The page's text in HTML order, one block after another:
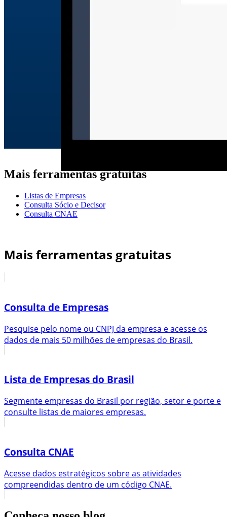
Mais ferramentas gratuitas
Listas de Empresas
Consulta Sócio e Decisor
Consulta CNAE
Mais ferramentas gratuitas
Consulta de Empresas
Pesquise pelo nome ou CNPJ da empresa e acesse os
dados de mais 50 milhões de empresas do Brasil.
Lista de Empresas do Brasil
Segmente empresas do Brasil por região, setor e porte e
consulte listas de maiores empresas.
Consulta CNAE
Acesse dados estratégicos sobre as atividades
compreendidas dentro de um código CNAE.